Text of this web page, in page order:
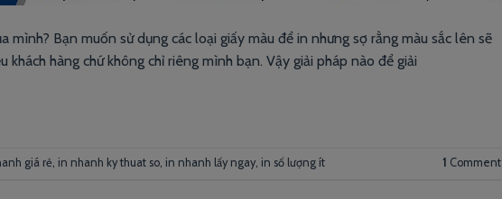
mình? Bạn muốn sử dụng các loại giấy màu để in nhưng sợ rằng màu sắc lên sẽ
hàng chứ không chỉ riêng mình bạn. Vậy giải pháp nào để giải
giá rẻ, in nhanh ky thuat so, in nhanh lấy ngay, in số lượng ít 1 Comment